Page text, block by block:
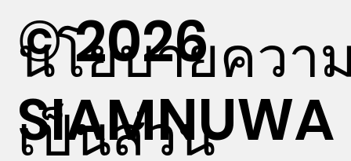
© 2026
SIAMNUWA
นโยบายควา
เป็นส่วน